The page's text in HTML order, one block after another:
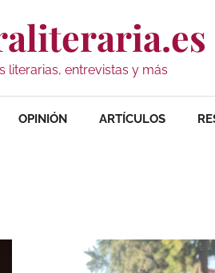
literarias, entrevistas y más
OPINIÓN ARTÍCULOS